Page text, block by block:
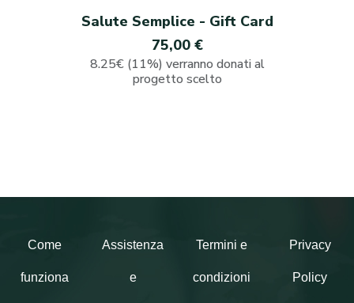
Salute Semplice - Gift Card
75,00 €
8.25€ (11%) verranno donati al
progetto scelto
Come
funziona
Assistenza
e
Termini e
condizioni
Privacy
Policy